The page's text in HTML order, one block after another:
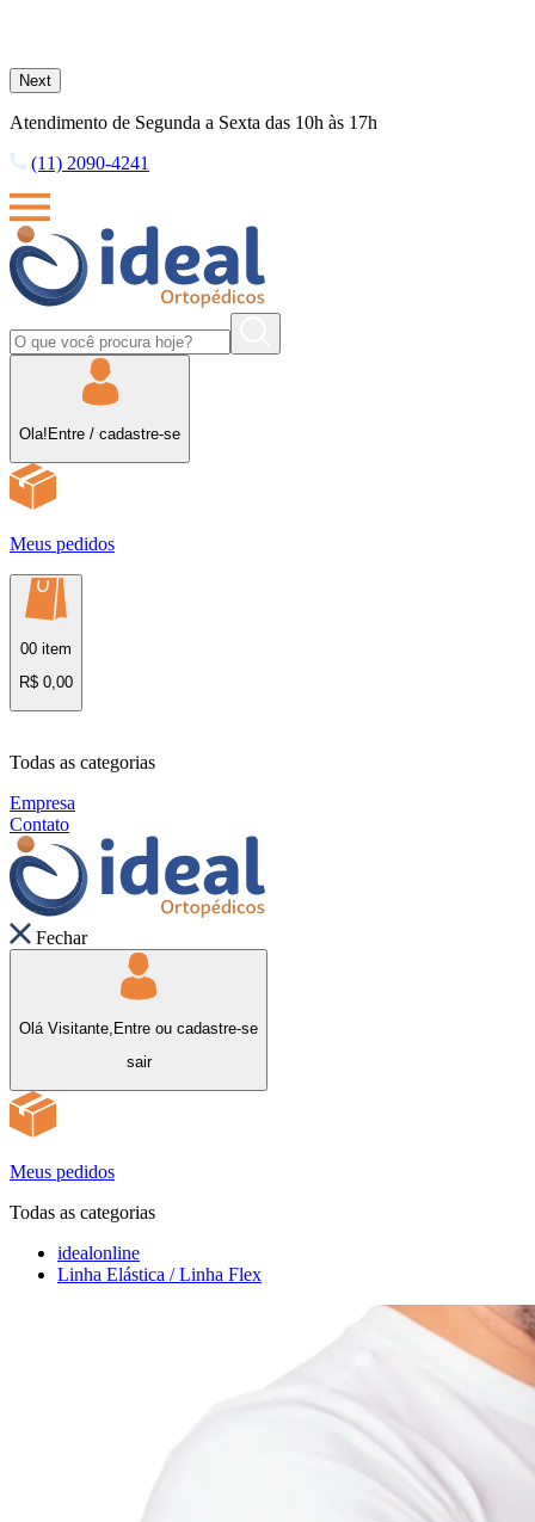
Next
Atendimento de Segunda a Sexta das 10h às 17h
(11) 2090-4241
Ola! Entre / cadastre-se
Meus pedidos
00 item
R$ 0,00
Todas as categorias
Empresa
Contato
Fechar
Olá Visitante, Entre ou cadastre-se
sair
Meus pedidos
Todas as categorias
idealonline
Linha Elástica / Linha Flex